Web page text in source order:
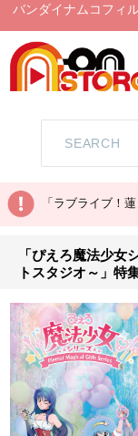
バンダイナムコフィ
「ラブライブ！
「ぴえろ魔法少女
トスタジオ～」特